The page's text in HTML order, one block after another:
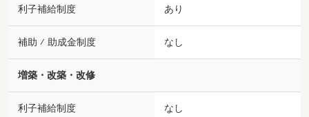
利子補給制度 あり
補助 ⁄ 助成金制度 なし
増築・改築・改修
利子補給制度 なし